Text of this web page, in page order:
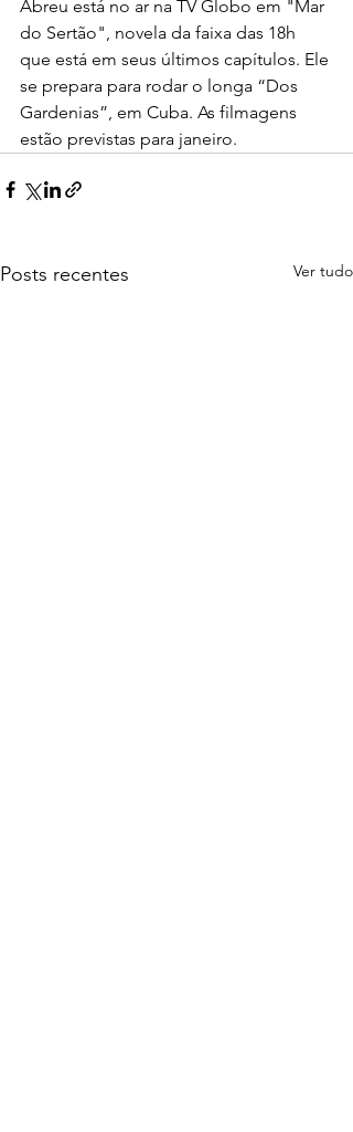
Abreu está no ar na TV Globo em "Mar
do Sertão", novela da faixa das 18h
que está em seus últimos capítulos. Ele
se prepara para rodar o longa “Dos
Gardenias”, em Cuba. As filmagens
estão previstas para janeiro.
Posts recentes Ver tudo